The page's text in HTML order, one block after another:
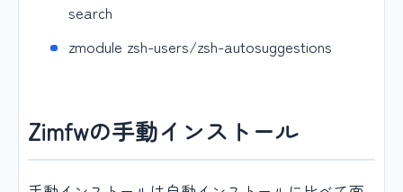
search
zmodule zsh-users/zsh-autosuggestions
Zimfwの手動インストール